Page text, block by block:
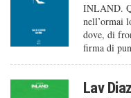
INLAND.
nell’ormai
dove, di
firma di
Lav Diaz